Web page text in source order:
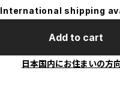
International shipping
Add to cart
日本国内にお住まいの方